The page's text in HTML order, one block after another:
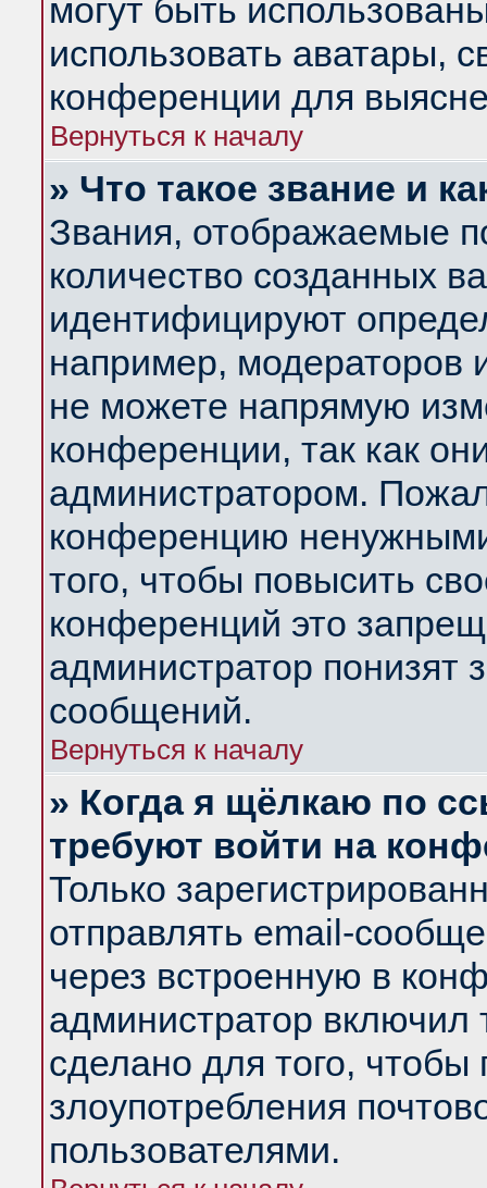
могут быть
использовать аватары,
конференции для
Вернуться к началу
» Что такое звание и
Звания, отображаемые
количество созданных
идентифицируют
например, модераторов
не можете напрямую
конференции, так как
администратором.
конференцию
того, чтобы повысить
конференций это
администратор понизят
сообщений.
Вернуться к началу
» Когда я щёлкаю по
требуют войти на
Только
отправлять email-
через встроенную в
администратор
сделано для того, чтобы
злоупотребления
пользователями.